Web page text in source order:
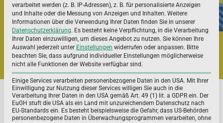
NIACIN (VITAMIN B3)
Niacin erfüllt im Stoffwechsel viele wichtige
Funktionen. Es ist Bestandteil des Vitamin-B-
Stoffwechsels und unterstützt den
Energiestoffwechsel und das Nervensystem. Neben
verarbeitet werden (z. B. IP-Adressen), z. B. für personalisierte Anzeigen
und Inhalte oder die Messung von Anzeigen und Inhalten. Weitere
Informationen über die Verwendung Ihrer Daten finden Sie in unserer
Datenschutzerklärung. Es besteht keine Verpflichtung, in die Verarbeitung
Ihrer Daten einzuwilligen, um dieses Angebot zu nutzen. Sie können Ihre
Auswahl jederzeit unter Einstellungen widerrufen oder anpassen. Bitte
beachten Sie, dass aufgrund individueller Einstellungen möglicherweise
nicht alle Funktionen der Website verfügbar sind.
Einige Services verarbeiten personenbezogene Daten in den USA. Mit Ihrer
Einwilligung zur Nutzung dieser Services willigen Sie auch in die
Verarbeitung Ihrer Daten in den USA gemäß Art. 49 (1) lit. a GDPR ein. Der
EuGH stuft die USA als ein Land mit unzureichendem Datenschutz nach
EU-Standards ein. Es besteht beispielsweise die Gefahr, dass US-Behörden
personenbezogene Daten in Überwachungsprogrammen verarbeiten, ohne